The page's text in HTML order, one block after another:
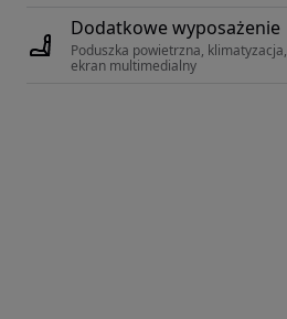
Dodatkowe wyposażenie
Poduszka powietrzna, klimatyzacja,
ekran multimedialny